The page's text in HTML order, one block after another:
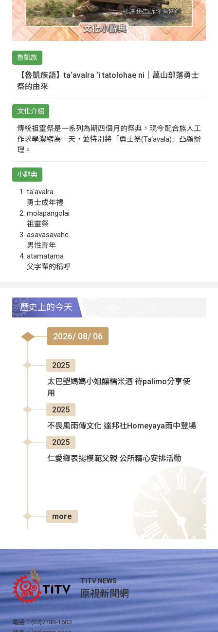
魯凱族
【魯凱族語】ta‘avalra ‘i tatolohae ni｜萬山部落勇士
祭的由來
文化介紹
傳統祖靈祭是一系列為期四個月的祭典，現今配合族人工
作求學濃縮為一天，並特別將「勇士祭(Ta‘avala)」凸顯辦
理。
小辭典
ta‘avalra
勇士成年禮
molapangolai
祖靈祭
asavasavahe
男性青年
atamatama
父字輩的稱呼
歷史上的今天
2026/ 08/ 06
2025
太巴塱媽媽小姐釀糯米酒 待palimo分享使
用
2025
不畏風雨傳文化 達邦社Homeyaya雨中登場
2025
仁愛鄉表揚模範父親 公所精心安排活動
more
TITV NEWS
原視新聞網
電話：(02)2788-1600